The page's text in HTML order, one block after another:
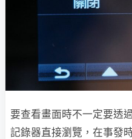
要查看畫面時不一定要透
記錄器直接瀏覽，在事發